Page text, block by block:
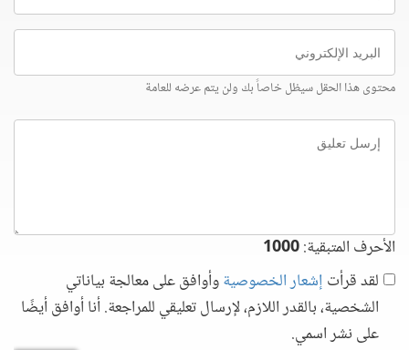
البريد
الإلكتروني
محتوى هذا الحقل سيظل خاصاً بك ولن يتم عرضه للعامة
إرسل
تعليق
الأحرف المتبقية:1000
لقد قرأت إشعار الخصوصيةوأوافق على معالجة بياناتي
الشخصية، بالقدر اللازم، لإرسال تعليقي للمراجعة. أنا أوافق أيضًا
على نشر اسمي.